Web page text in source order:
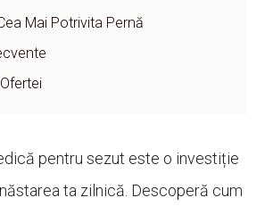
Mai Potrivita Pernă
pentru sezut este o investiție
ta zilnică. Descoperă cum